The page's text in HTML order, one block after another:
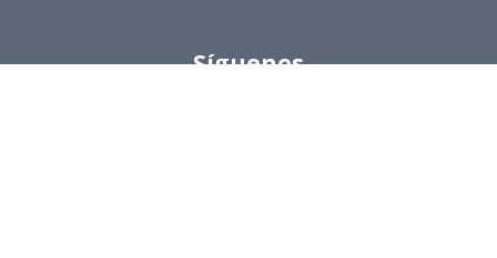
Síguenos